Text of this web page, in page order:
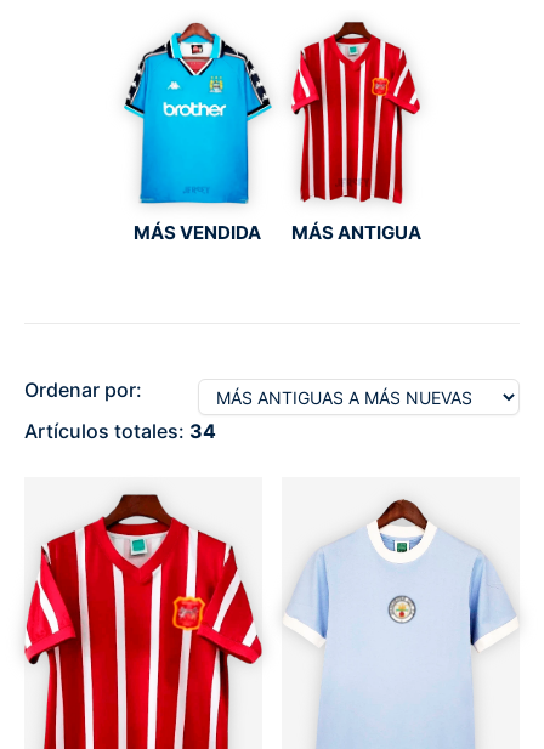
MÁS VENDIDA MÁS ANTIGUA
Ordenar por:
Artículos totales: 34